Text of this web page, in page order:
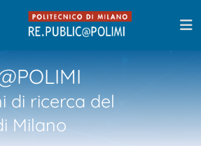
di ricerca del
Milano